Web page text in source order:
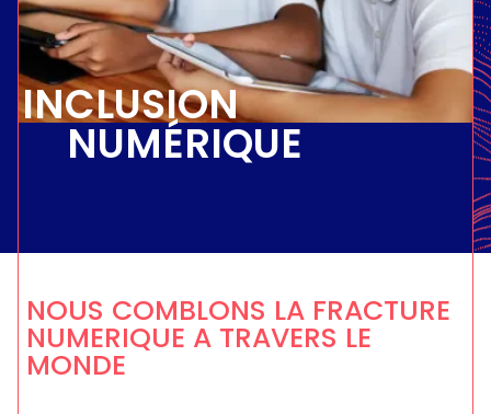
INCLUSION
NUMÉRIQUE
NOUS COMBLONS LA FRACTURE
NUMERIQUE A TRAVERS LE
MONDE